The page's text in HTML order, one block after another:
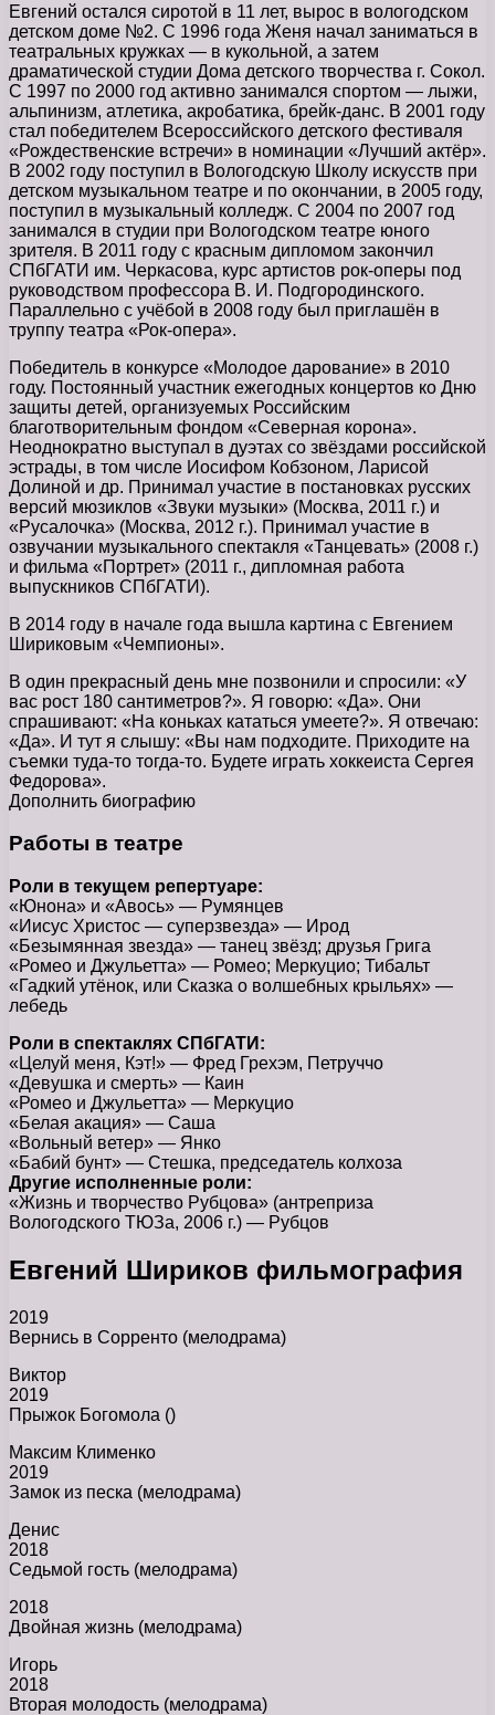
Евгений остался сиротой в 11 лет, вырос в вологодском
детском доме №2. С 1996 года Женя начал заниматься в
театральных кружках — в кукольной, а затем
драматической студии Дома детского творчества г. Сокол.
С 1997 по 2000 год активно занимался спортом — лыжи,
альпинизм, атлетика, акробатика, брейк-данс. В 2001 году
стал победителем Всероссийского детского фестиваля
«Рождественские встречи» в номинации «Лучший актёр».
В 2002 году поступил в Вологодскую Школу искусств при
детском музыкальном театре и по окончании, в 2005 году,
поступил в музыкальный колледж. С 2004 по 2007 год
занимался в студии при Вологодском театре юного
зрителя. В 2011 году с красным дипломом закончил
СПбГАТИ им. Черкасова, курс артистов рок-оперы под
руководством профессора В. И. Подгородинского.
Параллельно с учёбой в 2008 году был приглашён в
труппу театра «Рок-опера».
Победитель в конкурсе «Молодое дарование» в 2010
году. Постоянный участник ежегодных концертов ко Дню
защиты детей, организуемых Российским
благотворительным фондом «Северная корона».
Неоднократно выступал в дуэтах со звёздами российской
эстрады, в том числе Иосифом Кобзоном, Ларисой
Долиной и др. Принимал участие в постановках русских
версий мюзиклов «Звуки музыки» (Москва, 2011 г.) и
«Русалочка» (Москва, 2012 г.). Принимал участие в
озвучании музыкального спектакля «Танцевать» (2008 г.)
и фильма «Портрет» (2011 г., дипломная работа
выпускников СПбГАТИ).
В 2014 году в начале года вышла картина с Евгением
Шириковым «Чемпионы».
В один прекрасный день мне позвонили и спросили: «У
вас рост 180 сантиметров?». Я говорю: «Да». Они
спрашивают: «На коньках кататься умеете?». Я отвечаю:
«Да». И тут я слышу: «Вы нам подходите. Приходите на
съемки туда-то тогда-то. Будете играть хоккеиста Сергея
Федорова».
Дополнить биографию
Работы в театре
Роли в текущем репертуаре:
«Юнона» и «Авось» — Румянцев
«Иисус Христос — суперзвезда» — Ирод
«Безымянная звезда» — танец звёзд; друзья Грига
«Ромео и Джульетта» — Ромео; Меркуцио; Тибальт
«Гадкий утёнок, или Сказка о волшебных крыльях» —
лебедь
Роли в спектаклях СПбГАТИ:
«Целуй меня, Кэт!» — Фред Грехэм, Петруччо
«Девушка и смерть» — Каин
«Ромео и Джульетта» — Меркуцио
«Белая акация» — Саша
«Вольный ветер» — Янко
«Бабий бунт» — Стешка, председатель колхоза
Другие исполненные роли:
«Жизнь и творчество Рубцова» (антреприза
Вологодского ТЮЗа, 2006 г.) — Рубцов
Евгений Шириков фильмография
2019
Вернись в Сорренто (мелодрама)
Виктор
2019
Прыжок Богомола ()
Максим Клименко
2019
Замок из песка (мелодрама)
Денис
2018
Седьмой гость (мелодрама)
2018
Двойная жизнь (мелодрама)
Игорь
2018
Вторая молодость (мелодрама)